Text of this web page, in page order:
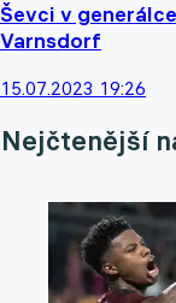
Ševci v
Varnsdorf
15.07.2023 19:26
Nejčtenější